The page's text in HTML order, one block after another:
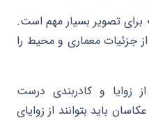
تصویر بسیار مهم است.
جزئیات معماری و محیط را
از زوایا و کادربندی درست
باید بتوانند از زوایای